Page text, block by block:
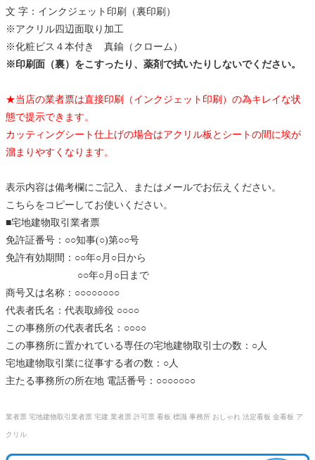
文 字：インクジェット印刷（裏印刷）
※アクリル四辺面取り加工
※化粧ビス４本付き 真鍮（クローム）
※印刷面（裏）をこすったり、薬剤で拭いたりしないでください。
★当店の業者票は直接印刷（インクジェット印刷）の為キレイな状
態で提示できます。
カッティングシート仕上げの場合はアクリル板とシートの間に埃が
溜まりやすくなります。
表示内容は備考欄にご記入、またはメールでお伝えください。
こちらをコピーしてお使いください。
■宅地建物取引業者票
免許証番号：○○知事(○)第○○号
免許有効期間：○○年○月○日から
○○年○月○日まで
商号又は名称：○○○○○○○○
代表者氏名：代表取締役 ○○○○
この事務所の代表者氏名：○○○○
この事務所に置かれている専任の宅地建物取引士の数：○人
宅地建物取引業に従事する者の数：○人
主たる事務所の所在地 電話番号：○○○○○○○
業者票 宅地建物取引業者票 宅建 業者票 許可票 看板 標識 事務所 おしゃれ 法定看板 金看板 ア
クリル